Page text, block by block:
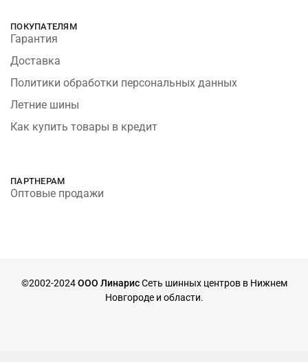
ПОКУПАТЕЛЯМ
Гарантия
Доставка
Политики обработки персональных данных
Летние шины
Как купить товары в кредит
ПАРТНЕРАМ
Оптовые продажи
©2002-2024ООО ЛинарисСеть шинных центров в Нижнем
Новгороде и области.